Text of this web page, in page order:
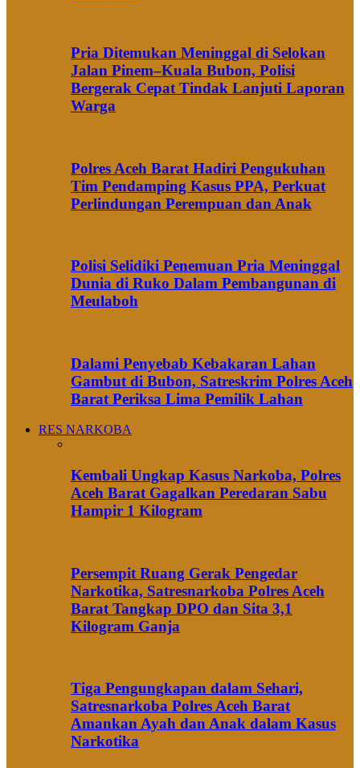
Pria Ditemukan Meninggal di Selokan
Jalan Pinem–Kuala Bubon, Polisi
Bergerak Cepat Tindak Lanjuti Laporan
Warga
Polres Aceh Barat Hadiri Pengukuhan
Tim Pendamping Kasus PPA, Perkuat
Perlindungan Perempuan dan Anak
Polisi Selidiki Penemuan Pria Meninggal
Dunia di Ruko Dalam Pembangunan di
Meulaboh
Dalami Penyebab Kebakaran Lahan
Gambut di Bubon, Satreskrim Polres Aceh
Barat Periksa Lima Pemilik Lahan
RES NARKOBA
Kembali Ungkap Kasus Narkoba, Polres
Aceh Barat Gagalkan Peredaran Sabu
Hampir 1 Kilogram
Persempit Ruang Gerak Pengedar
Narkotika, Satresnarkoba Polres Aceh
Barat Tangkap DPO dan Sita 3,1
Kilogram Ganja
Tiga Pengungkapan dalam Sehari,
Satresnarkoba Polres Aceh Barat
Amankan Ayah dan Anak dalam Kasus
Narkotika